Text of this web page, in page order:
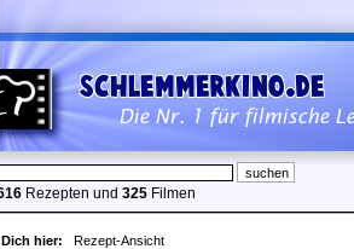
Rezepten und 325 Filmen
hier:
Rezept-Ansicht